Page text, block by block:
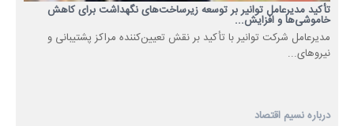
تأکید مدیرعامل توانیر بر توسعه زیرساخت‌های نگهداشت برای کاهش
خاموشی‌ها و افزایش...
مدیرعامل شرکت توانیر با تأکید بر نقش تعیین‌کننده مراکز پشتیبانی و
نیروهای...
درباره نسیم اقتصاد